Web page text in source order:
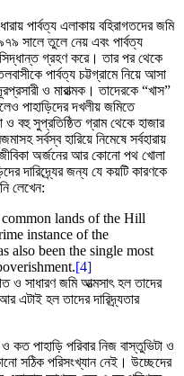
পার্বত্য এলাকায় বহিরাগতদের জমি
সালে তুলে নেয় এবং পার্বত্য
সিদ্ধান্ত গ্রহণ করে। তার পর থেকে
পার্বত্য চট্টগ্রামে নিয়ে আসা
ও মারাত্মক। তাদেরকে “খাস”
পাহাড়িদের দখলীয় জমিতে
বহু সুপ্রতিষ্ঠিত গ্রাম থেকে হাজার
সর্বস্ব হারিয়ে নিমেষে সর্বহারায়
অর্জনের আর কোনো পথ খোলা
দারিদ্র্যের জন্য যে কয়টি কারণকে
লেখেন:
lands of the Hill
instance of the
also been the single most
[4]
ও সাধারণ জমি আত্মসাৎ হল তাদের
এটাই হল তাদের দারিদ্র্যতার
পাহাড়ি পরিবার নিজ বাস্তুভিটা ও
সঠিক পরিসংখ্যান নেই। উচ্ছেদের